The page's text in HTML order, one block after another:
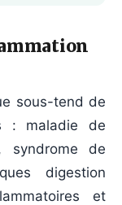
sous-tend de
: maladie de
syndrome de
digestion
et